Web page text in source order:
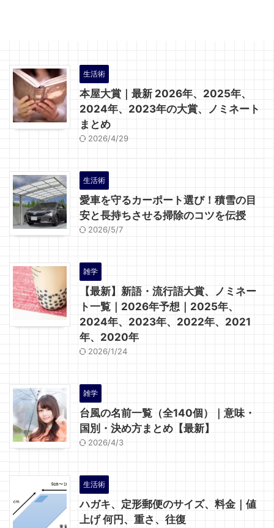
生活術
本屋大賞｜最新 2026年、2025年、
2024年、2023年の大賞、ノミネート
まとめ
2026/4/29
生活術
愛車を守るカーポート選び！積雪の目
安と長持ちさせる掃除のコツを伝授
2026/5/7
雑学
【最新】新語・流行語大賞、ノミネー
ト一覧｜2026年予想｜2025年、
2024年、2023年、2022年、2021
年、2020年
2026/1/24
雑学
台風の名前一覧（全140個）｜意味・
国別・決め方まとめ【最新】
2026/4/3
生活術
ハガキ、定形郵便のサイズ、料金｜値
上げ 何円、重さ、往復